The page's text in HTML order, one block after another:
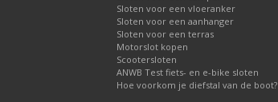
Sloten voor een vloeranker
Sloten voor een aanhanger
Sloten voor een terras
Motorslot kopen
Scootersloten
ANWB Test fiets- en e-bike sloten
Hoe voorkom je diefstal van de boot?